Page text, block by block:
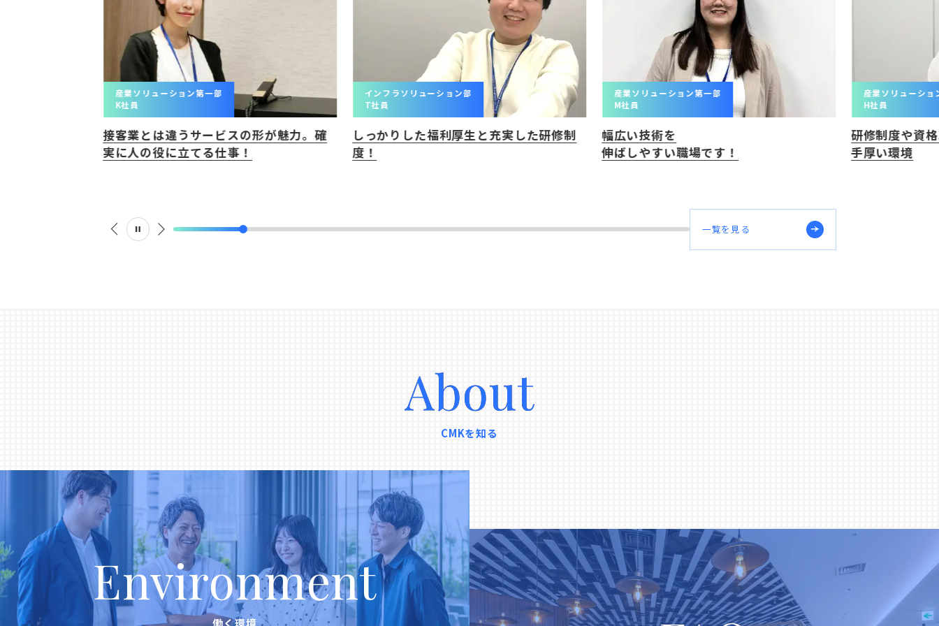
産業ソリューション第一部
K社員
接客業とは違うサービスの形が魅力。確
実に人の役に立てる仕事！
インフラソリューション部
T社員
しっかりした福利厚生と充実した研修制
度！
産業ソリューション第一部
M社員
幅広い技術を
伸ばしやすい職場です！
産業ソリューショ
H社員
研修制度や資
手厚い環境
一覧を見る
About
CMKを知る
Environment
働く環境